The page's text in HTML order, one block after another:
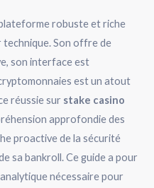
robuste et riche
Son offre de
son interface est
est un atout
réussie sur stake casino
approfondie des
proactive de la sécurité
sa bankroll. Ce guide a pour
nécessaire pour